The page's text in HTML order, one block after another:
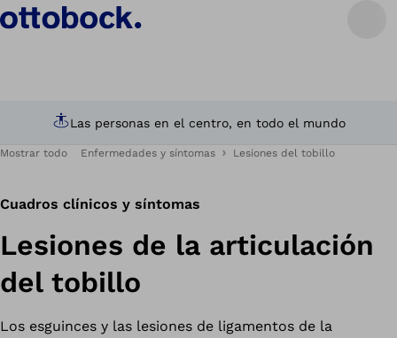
personas en el centro, en todo el mundo
Mostrar todo Enfermedades y síntomas Lesiones del tobillo
Cuadros clínicos y síntomas
Lesiones de la articulación
del tobillo
Los esguinces y las lesiones de ligamentos de la